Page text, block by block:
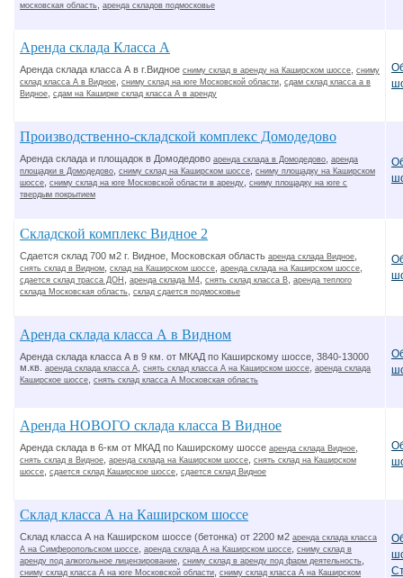
московская область аренда складов подмосковье
Аренда склада Класса А
Аренда склада класса А в г.Видное сниму склад в аренду на Каширском шоссе сниму
склад класса А в Видное сниму склад на юге Московской области сдам склад класса а в
Видное сдам на Каширке склад класса А в аренду
Производственно-складской комплекс Домодедово
Аренда склада и площадок в Домодедово аренда склада в Домодедово аренда
площадки в Домодедово сниму склад на Каширском шоссе сниму площадку на Каширском
шоссе сниму склад на юге Московской области в аренду сниму площадку на юге с
твердым покрытием
Складской комплекс Видное 2
Сдается склад 700 м2 г. Видное, Московская область аренда склада Видное
снять склад в Видном склад на Каширском шоссе аренда склада на Каширском шоссе
сдается склад трасса ДОН аренда склада М4 снять склад класса В аренда теплого
склада Московская область склад сдается подмосковье
Аренда склада класса А в Видном
Аренда склада класса А в 9 км. от МКАД по Каширскому шоссе, 3840-13000
м.кв. аренда склада класса А снять склад класса А на Каширском шоссе аренда склада
Каширское шоссе снять склад класса А Московская область
Аренда НОВОГО склада класса В Видное
Аренда склада в 6-км от МКАД по Каширскому шоссе аренда склада Видное
снять склад в Видное аренда склада на Каширском шоссе снять склад на Каширском
шоссе сдается склад Каширское шоссе сдается склад Видное
Склад класса А на Каширском шоссе
Склад класса А на Каширском шоссе (бетонка) от 2200 м2 аренда склада класса
А на Симферопольском шоссе аренда склада А на Каширском шоссе сниму склад в
аренду под алкогольное лицензирование сниму склад в аренду под фарм деятельность
сниму склад класса А на юге Московской области сниму склад класса А на Каширском